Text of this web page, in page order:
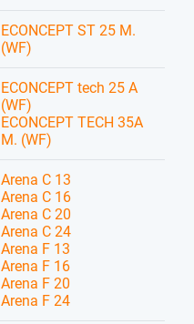
ECONCEPT ST 25 M.
(WF)
ECONCEPT tech 25 A
(WF)
ECONCEPT TECH 35A
M. (WF)
Arena C 13
Arena C 16
Arena C 20
Arena C 24
Arena F 13
Arena F 16
Arena F 20
Arena F 24